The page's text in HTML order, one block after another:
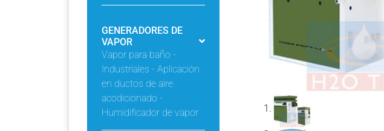
GENERADORES DE
VAPOR
Vapor para baño -
Industriales - Aplicación
en ductos de aire
acodicionado -
Humidificador de vapor